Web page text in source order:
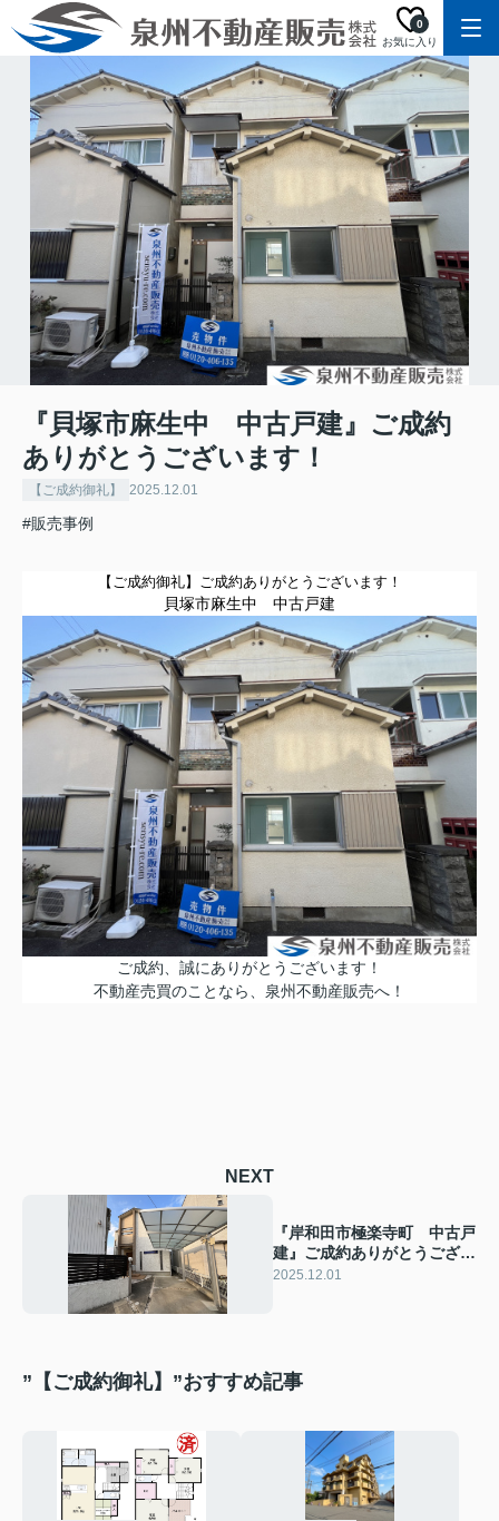
お気に入り
0
『貝塚市麻生中 中古戸建』ご成約
ありがとうございます！
【ご成約御礼】 2025.12.01
#販売事例
【ご成約御礼】 ご成約ありがとうございます！
貝塚市麻生中 中古戸建
ご成約、誠にありがとうございます！
不動産売買のことなら、泉州不動産販売へ！
NEXT
『岸和田市極楽寺町 中古戸
建』ご成約ありがとうござい
ます！
2025.12.01
”【ご成約御礼】”おすすめ記事